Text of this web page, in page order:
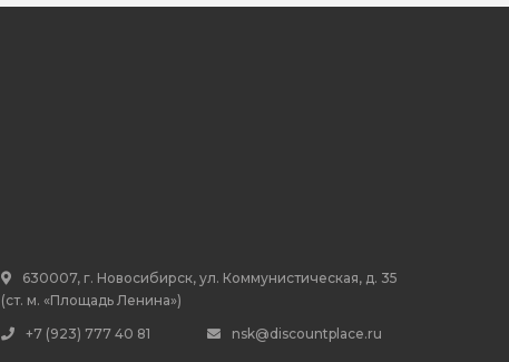
630007, г. Новосибирск, ул. Коммунистическая, д. 35
(ст. м. «Площадь Ленина»)
+7 (923) 777 40 81
nsk@discountplace.ru